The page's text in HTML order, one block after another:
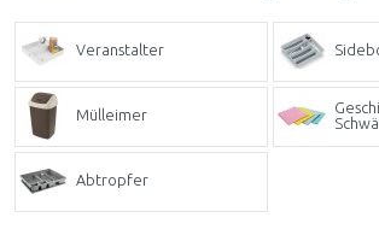
Veranstalter
Mülleimer
Abtropfer